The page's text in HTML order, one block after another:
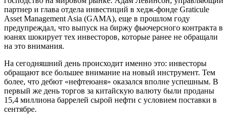
партнер и глава отдела инвестиций в хедж-фонде Graticule
Asset Management Asia (GAMA), еще в прошлом году
предупреждал, что выпуск на биржу фьючерсного контракта в
юанях шокирует тех инвесторов, которые ранее не обращали
на это внимания.
На сегодняшний день происходит именно это: инвесторы
обращают все большее внимание на новый инструмент. Тем
более, что дебют «нефтеюаня» оказался вполне успешным. В
первый же день торгов за китайскую валюту были проданы
15,4 миллиона баррелей сырой нефти с условием поставки в
сентябре.